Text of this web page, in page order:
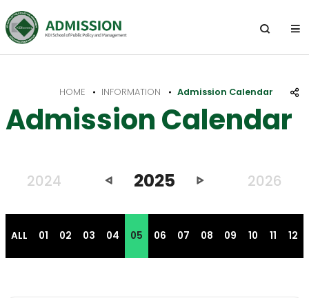
열
전
체
메
Admission Calendar
HOME INFORMATION Admission Calendar
유
2024
이
도
2025
다
도
2026
ALL 01 02 03 04 05 06 07 08 09 10 11 12